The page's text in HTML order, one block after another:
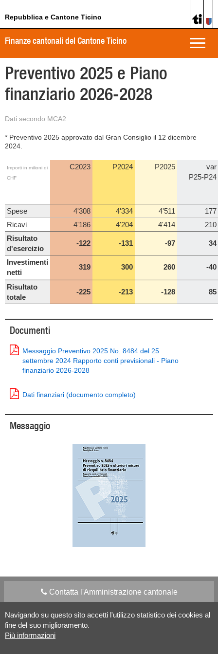
Navigando su questo sito accetti l'utilizzo statistico dei cookies al
fine del suo miglioramento.
Più informazioni
Repubblica e Cantone Ticino
Toggle
Finanze cantonali del Cantone Ticino
Preventivo 2025 e Piano
finanziario 2026-2028
Dati secondo MCA2
* Preventivo 2025 approvato dal Gran Consiglio il 12 dicembre
2024.
Importi in milioni di
CHF
C2023 P2024 P2025
var
P25-P24
Spese 4'308 4'334 4'511
177
Ricavi
4'186 4'204 4'414
210
Risultato
d'esercizio
-122 -131 -97 34
Investimenti
netti
319 300 260 -40
Risultato
totale
-225 -213 -128 85
Documenti
Messaggio Preventivo 2025 No. 8484 del 25
settembre 2024 Rapporto conti previsionali - Piano
finanziario 2026-2028
Dati finanziari (documento completo)
Messaggio
Contatta l'Amministrazione cantonale
Apps Mobile Social media